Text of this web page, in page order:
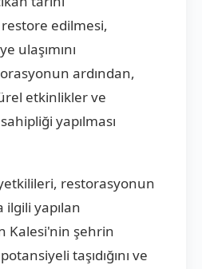
edilmesi,
ulaşımını
ardından,
etkinlikler ve
yapılması
restorasyonun
yapılan
Kalesi'nin şehrin
taşıdığını ve